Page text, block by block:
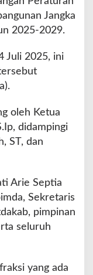
Jangka
2025-2029.
Juli 2025, ini
oleh Ketua
didampingi
ST, dan
Arie Septia
Sekretaris
pimpinan
seluruh
yang ada